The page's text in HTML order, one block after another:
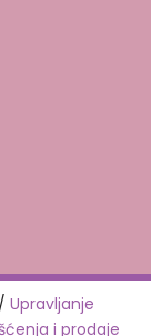
/ Upravljanje
i prodaje